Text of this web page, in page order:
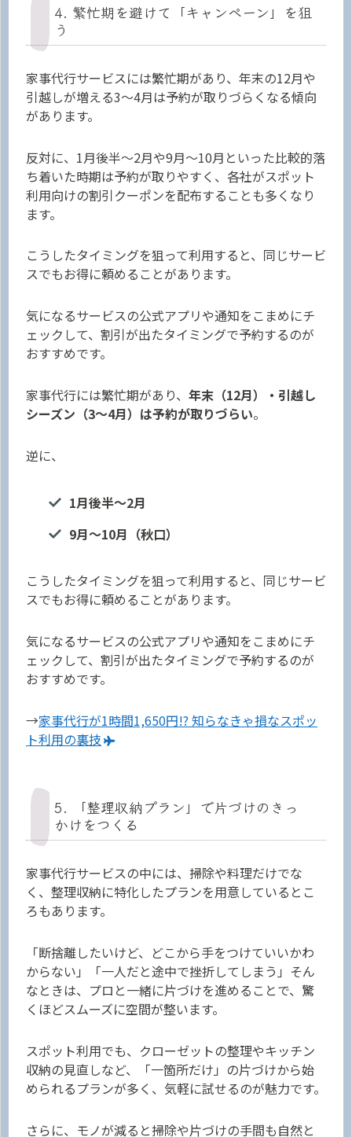
4. 繁忙期を避けて「キャンペーン」を狙
う
家事代行サービスには繁忙期があり、年末の12月や
引越しが増える3〜4月は予約が取りづらくなる傾向
があります。
反対に、1月後半〜2月や9月〜10月といった比較的落
ち着いた時期は予約が取りやすく、各社がスポット
利用向けの割引クーポンを配布することも多くなり
ます。
こうしたタイミングを狙って利用すると、同じサービ
スでもお得に頼めることがあります。
気になるサービスの公式アプリや通知をこまめにチ
ェックして、割引が出たタイミングで予約するのが
おすすめです。
家事代行には繁忙期があり、 年末（12月）・引越し
シーズン（3〜4月）は予約が取りづらい。
逆に、
1月後半〜2月
9月〜10月（秋口）
こうしたタイミングを狙って利用すると、同じサービ
スでもお得に頼めることがあります。
気になるサービスの公式アプリや通知をこまめにチ
ェックして、割引が出たタイミングで予約するのが
おすすめです。
→家事代行が1時間1,650円!? 知らなきゃ損なスポッ
ト利用の裏技
5. 「整理収納プラン」で片づけのきっ
かけをつくる
家事代行サービスの中には、掃除や料理だけでな
く、整理収納に特化したプランを用意しているとこ
ろもあります。
「断捨離したいけど、どこから手をつけていいかわ
からない」「一人だと途中で挫折してしまう」そん
なときは、プロと一緒に片づけを進めることで、驚
くほどスムーズに空間が整います。
スポット利用でも、クローゼットの整理やキッチン
収納の見直しなど、「一箇所だけ」の片づけから始
められるプランが多く、気軽に試せるのが魅力です。
さらに、モノが減ると掃除や片づけの手間も自然と